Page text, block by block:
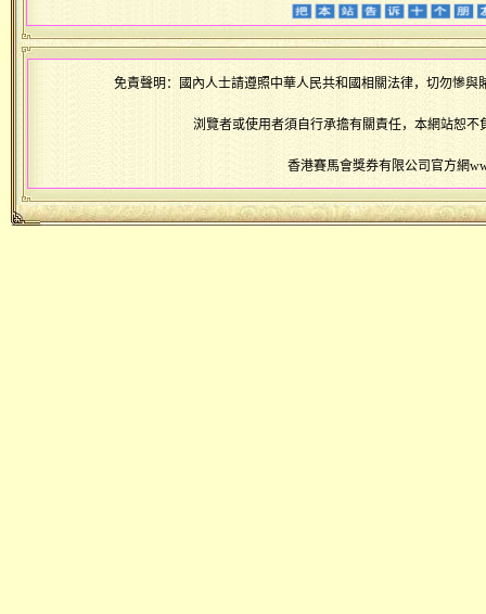
免責聲明：國內人士請遵照中華人民共和國相關法律，切勿慘
浏覽者或使用者須自行承擔有關責任，本網站恕
香港賽馬會獎券有限公司官方網